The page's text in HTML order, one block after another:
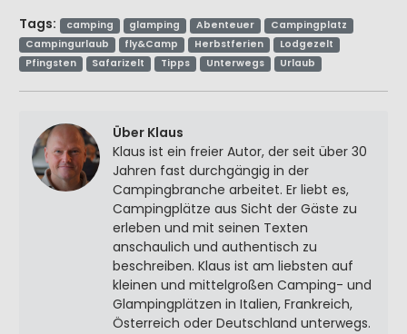
Tags: camping glamping Abenteuer
Campingplatz
Campingurlaub
fly&Camp Herbstferien
Lodgezelt
Pfingsten
Safarizelt Tipps Unterwegs Urlaub
Über Klaus
Klaus ist ein freier Autor, der seit über 30
Jahren fast durchgängig in der
Campingbranche arbeitet. Er liebt es,
Campingplätze aus Sicht der Gäste zu
erleben und mit seinen Texten
anschaulich und authentisch zu
beschreiben. Klaus ist am liebsten auf
kleinen und mittelgroßen Camping- und
Glampingplätzen in Italien, Frankreich,
Österreich oder Deutschland unterwegs.